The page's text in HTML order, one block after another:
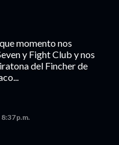
momento nos
y Fight Club y nos
del Fincher de
p.m.